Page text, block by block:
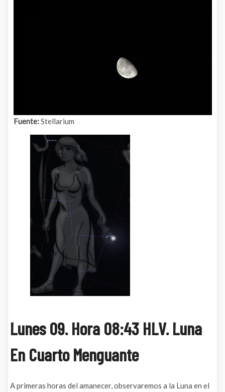
Fuente:Stellarium
Lunes 09. Hora 08:43 HLV. Luna
En Cuarto Menguante
A primeras horas del amanecer, observaremos a la Luna en el